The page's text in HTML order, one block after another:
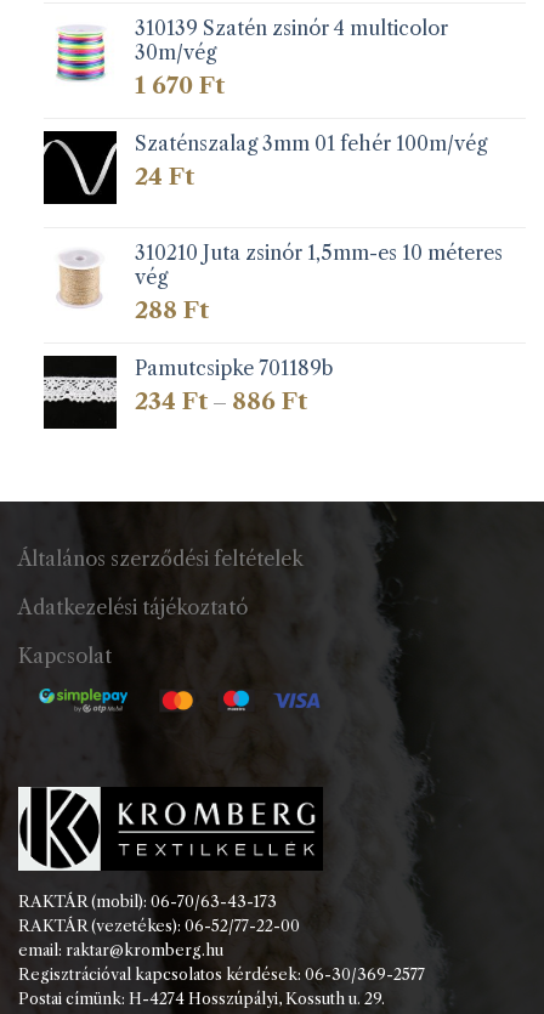
310139 Szatén zsinór 4 multicolor
30m/vég
1 670 Ft
Szaténszalag 3mm 01 fehér 100m/vég
24 Ft
310210 Juta zsinór 1,5mm-es 10 méteres
vég
288 Ft
Pamutcsipke 701189b
234 Ft – 886 FtÁrtartomány:
Általános szerződési feltételek
Adatkezelési tájékoztató
Kapcsolat
RAKTÁR (mobil): 06-70/63-43-173
RAKTÁR (vezetékes): 06-52/77-22-00
email: raktar@kromberg.hu
Regisztrációval kapcsolatos kérdések: 06-30/369-2577
Postai címünk: H-4274 Hosszúpályi, Kossuth u. 29.